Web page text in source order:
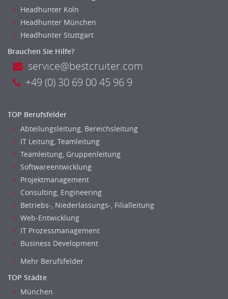
Bildung & Soziales Leitung, Teamleitung
Unterricht: Sekundarstufe
Architektur
Fotografie, Video
Medien-, Screen-, Webdesign
Modedesign, Schmuckdesign
Produktdesign, Industriedesign
Theater, Schauspiel, Musik, Tanz
Beschaffungslogistik
Disposition
Einkauf
Logistik
Entsorgungslogistik
Fuhrparkmanagement
Einkauf, Materialwirtschaft & Logistik Leitung, Teamleitung
Materialwirtschaft
Produktionslogistik
Headhunter Koln
Headhunter München
Headhunter Stuttgart
Brauchen Sie Hilfe?
service@bestcruiter.com
+49 (0) 30 69 00 45 96 9
TOP Berufsfelder
Abteilungsleitung, Bereichsleitung
IT Leitung, Teamleitung
Teamleitung, Gruppenleitung
Softwareentwicklung
Projektmanagement
Consulting, Engineering
Betriebs-, Niederlassungs-, Filialleitung
Web-Entwicklung
IT Prozessmanagement
Business Development
Mehr Berufsfelder
TOP Städte
München